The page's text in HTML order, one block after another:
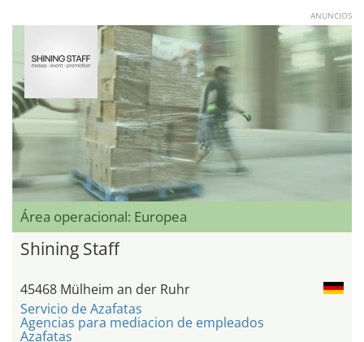
ANUNCIOS
Área operacional: Europea
Shining Staff
45468 Mülheim an der Ruhr
Servicio de Azafatas
Agencias para mediacion de empleados
Azafatas